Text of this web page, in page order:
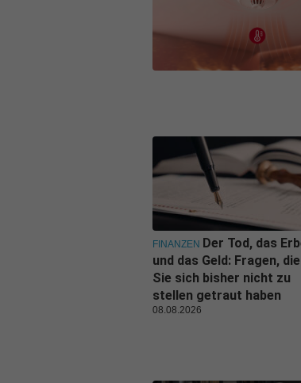
FINANZEN Der Tod, das
und das Geld: Fragen, die
Sie sich bisher nicht zu
stellen getraut haben
08.08.2026